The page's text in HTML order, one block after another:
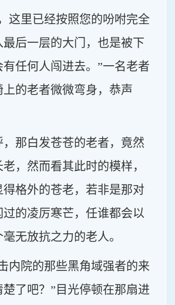
这里已经按照您的吩咐完全
后一层的大门，也是被下
任何人闯进去。”一名老者
的老者微微弯身，恭声
，那白发苍苍的老者，竟然
，然而看其此时的模样，
得格外的苍老，若非是那对
过的凌厉寒芒，任谁都会以
无放抗之力的老人。
内院的那些黑角域强者的来
了吧？”目光停顿在那扇进